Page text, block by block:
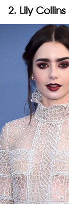
2. Lily Collins